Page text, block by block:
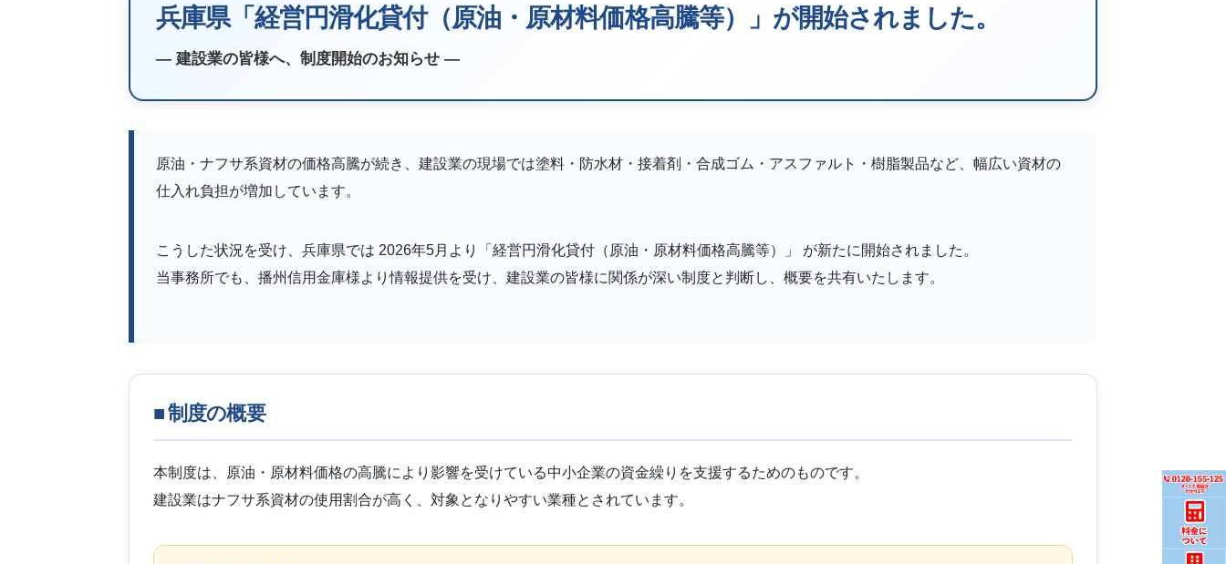
兵庫県「経営円滑化貸付（原油・原材料価格高騰等）」が開始されました。
― 建設業の皆様へ、制度開始のお知らせ ―
原油・ナフサ系資材の価格高騰が続き、建設業の現場では塗料・防水材・接着剤・合成ゴム・アスファルト・樹脂製品など、幅広い資材の
仕入れ負担が増加しています。
こうした状況を受け、兵庫県では 2026年5月より「経営円滑化貸付（原油・原材料価格高騰等）」 が新たに開始されました。
当事務所でも、播州信用金庫様より情報提供を受け、建設業の皆様に関係が深い制度と判断し、概要を共有いたします。
■ 制度の概要
本制度は、原油・原材料価格の高騰により影響を受けている中小企業の資金繰りを支援するためのものです。
建設業はナフサ系資材の使用割合が高く、対象となりやすい業種とされています。